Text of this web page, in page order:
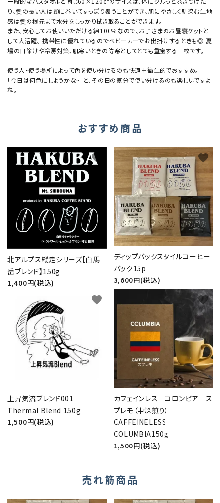
り、髪の長い人は頭に巻いてすっぽり覆うことができ、肌にやさしく馴染む生地
感は髪の根元まで水分をしっかり拭き取ることができます。
また、安心してお使いいただける綿100％なので、お子さまのお昼寝ケットと
して大活躍。 携帯性に優れているのでベビーカーでお出掛けするときも◎ 夏
場の日除けや冷房対策、肌寒いときの防寒としてとても重宝する一枚です。
使う人・使う場所によって色を使い分けるのも快適＋衛生的でおすすめ。
「今日は何色にしようかな~」と、その日の気分で使い分けるのも楽しいですよ
ね。
おすすめ商品
北アルプス縦走シリーズ【白馬
岳ブレンド】150g
1,400円(税込)
favorite
ディップバックスタイルコーヒー
バック15p
3,600円(税込)
favorite
上昇気流ブレンド001
Thermal Blend 150g
1,500円(税込)
favorite
カフェインレス コロンビア ス
プレモ（中深煎り）
CAFFEINELESS
COLUMBIA150g
1,500円(税込)
favorite
売れ筋商品